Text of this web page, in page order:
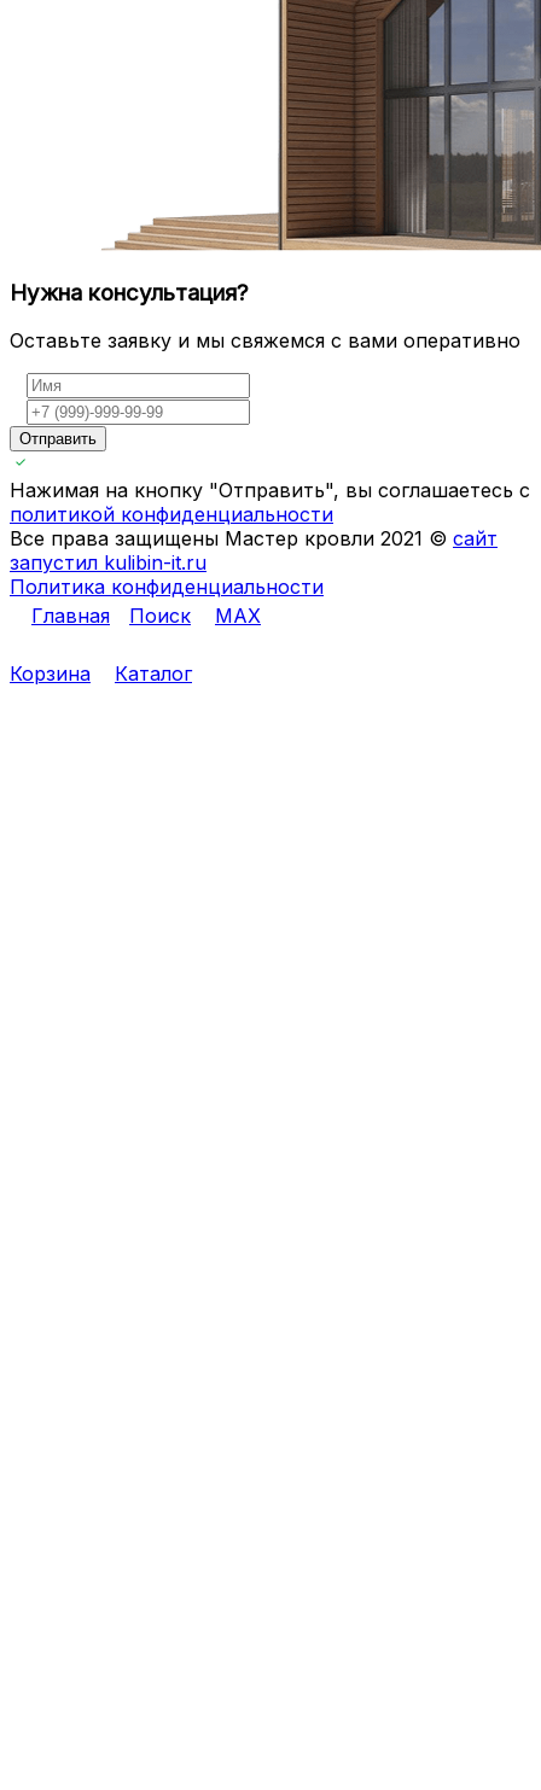
Нужна консультация?
Оставьте заявку и мы свяжемся с вами оперативно
Отправить
Нажимая на кнопку "Отправить", вы соглашаетесь с
политикой конфиденциальности
Все права защищены Мастер кровли 2021 © сайт
запустил kulibin-it.ru
Политика конфиденциальности
Главная
Поиск MAX
Корзина Каталог